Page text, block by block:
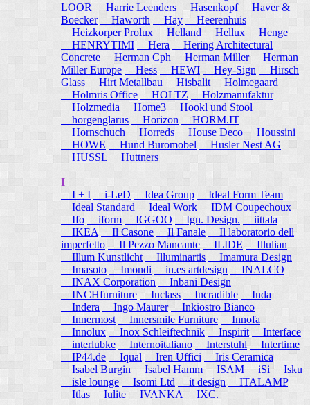
LOOR
Harrie Leenders Hasenkopf
Haver &
Boecker
Haworth Hay
Heerenhuis
Heizkorper Prolux
Helland Hellux
Henge
HENRYTIMI
Hera
Hering Architectural
Concrete
Herman Cph Herman Miller
Herman
Miller Europe
Hess HEWI Hey-Sign
Hirsch
Glass
Hirt Metallbau Hisbalit
Holmegaard
Holmris Office
HOLTZ
Holzmanufaktur
Holzmedia
Home3
Hookl und Stool
horgenglarus
Horizon
HORM.IT
Hornschuch
Horreds House Deco
Houssini
HOWE
Hund Buromobel
Husler Nest AG
HUSSL
Huttners
I
I + I
i-LeD Idea Group
Ideal Form Team
Ideal Standard
Ideal Work
IDM Coupechoux
Ifo
iform IGGOO Ign. Design.
iittala
IKEA
Il Casone Il Fanale
Il laboratorio dell
imperfetto
Il Pezzo Mancante ILIDE
Illulian
Illum Kunstlicht
Illuminartis
Imamura Design
Imasoto
Imondi in.es artdesign
INALCO
INAX Corporation
Inbani Design
INCHfurniture
Inclass Incradible
Inda
Indera
Ingo Maurer
Inkiostro Bianco
Innermost
Innersmile Furniture
Innofa
Innolux
Inox Schleiftechnik Inspirit
Interface
interlubke
Internoitaliano Interstuhl
Intertime
IP44.de
Iqual Iren Uffici
Iris Ceramica
Isabel Burgin
Isabel Hamm ISAM iSi Isku
isle lounge
Isomi Ltd it design
ITALAMP
Itlas
Iulite IVANKA IXC.